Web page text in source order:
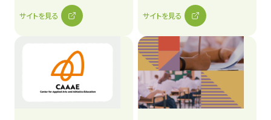
サイトを見る サイトを見る